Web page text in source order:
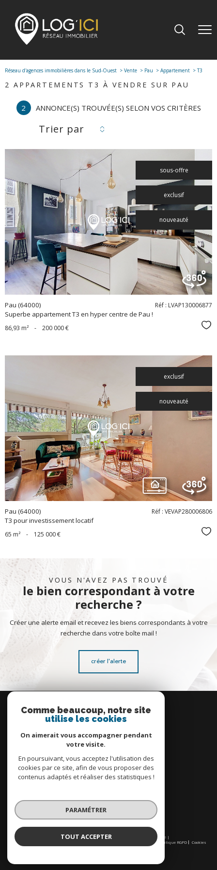
Réseau d'agences immobilières dans le Sud-Ouest Vente Pau Appartement T3
2 APPARTEMENTS T3 À VENDRE SUR PAU
2 ANNONCE(S) TROUVÉE(S) SELON VOS CRITÈRES
Trier par
sous-offre
exclusif
nouveauté
voir le
bien
Pau (64000)
Superbe appartement T3 en hyper centre de Pau !
Réf : LVAP130006877
86,93 m² - 200 000 €
exclusif
nouveauté
voir le
bien
Pau (64000)
T3 pour investissement locatif
Réf : VEVAP280006806
65 m² - 125 000 €
VOUS N'AVEZ PAS TROUVÉ
le bien correspondant à votre
recherche ?
Créer une alerte email et recevez les biens correspondants à votre
recherche dans votre boîte mail !
créer l'alerte
connecter
espace propriétaire
© 2026 | Tous droits réservés | Traduction powered by Google |
Nos honoraires
Politique RGPD Cookies
Comme beaucoup, notre site
utilise les cookies
On aimerait vous accompagner pendant
votre visite.
En poursuivant, vous acceptez l'utilisation des
cookies par ce site, afin de vous proposer des
contenus adaptés et réaliser des statistiques !
PARAMÉTRER
TOUT ACCEPTER